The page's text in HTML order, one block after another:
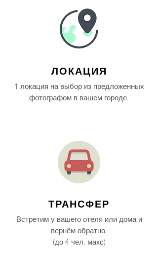
ЛОКАЦИЯ
1 локация на выбор из предложенных
фотографом в вашем городе.
ТРАНСФЕР
Встретим у вашего отеля или дома и
вернём обратно.
(до 4 чел. макс)